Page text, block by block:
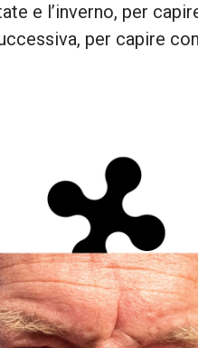
e l’inverno, per
per capire